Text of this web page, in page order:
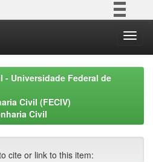
Participe
Acesso à informação
Legislação
Universidade Federal de
Civil (FECIV)
Civil
cite or link to this item: